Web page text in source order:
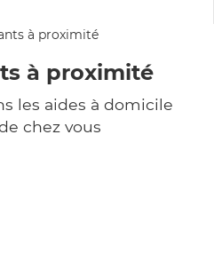
à proximité
les aides à domicile
chez vous